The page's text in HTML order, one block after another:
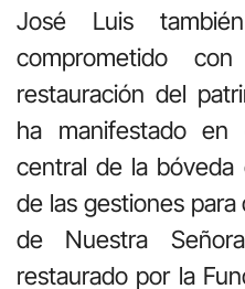
José Luis
comprometido
restauración del
ha manifestado
central de la bóveda
de las gestiones
de Nuestra
restaurado por la